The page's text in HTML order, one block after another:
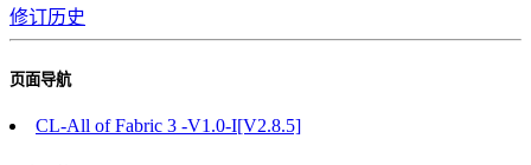
修订历史
页面导航
CL-All of Fabric 3 -V1.0-I[V2.8.5]